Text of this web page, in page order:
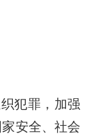
犯罪，加强
安全、社会